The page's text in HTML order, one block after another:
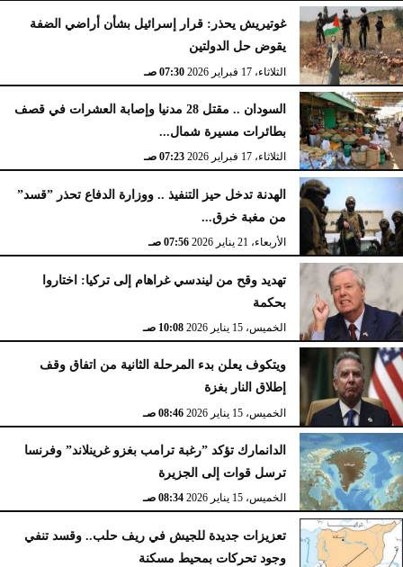
غوتيريش يحذر: قرار إسرائيل بشأن أراضي الضفة
يقوض حل الدولتين
الثلاثاء، 17 فبراير 2026 07:30 صـ
السودان .. مقتل 28 مدنيا وإصابة العشرات في قصف
بطائرات مسيرة شمال...
الثلاثاء، 17 فبراير 2026 07:23 صـ
الهدنة تدخل حيز التنفيذ .. ووزارة الدفاع تحذر ”قسد”
من مغبة خرق...
الأربعاء، 21 يناير 2026 07:56 صـ
تهديد وقح من ليندسي غراهام إلى تركيا: اختاروا
بحكمة
الخميس، 15 يناير 2026 10:08 صـ
ويتكوف يعلن بدء المرحلة الثانية من اتفاق وقف
إطلاق النار بغزة
الخميس، 15 يناير 2026 08:46 صـ
الدانمارك تؤكد ”رغبة ترامب بغزو غرينلاند” وفرنسا
ترسل قوات إلى الجزيرة
الخميس، 15 يناير 2026 08:34 صـ
تعزيزات جديدة للجيش في ريف حلب.. وقسد تنفي
وجود تحركات بمحيط مسكنة